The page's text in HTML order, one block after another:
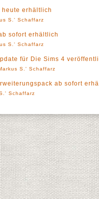
heute erhältlich
S.' Schaffarz
sofort erhältlich
S.' Schaffarz
für Die Sims 4
S.' Schaffarz
ab sofort
Schaffarz